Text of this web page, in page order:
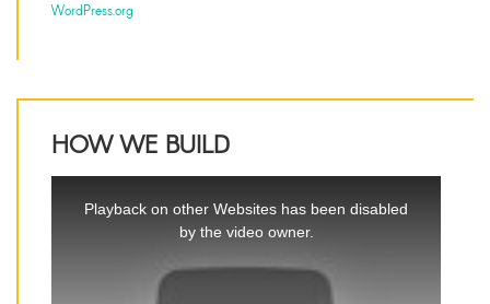
WordPress.org
HOW WE BUILD
Playback on other Websites has been disabled
by the video owner.